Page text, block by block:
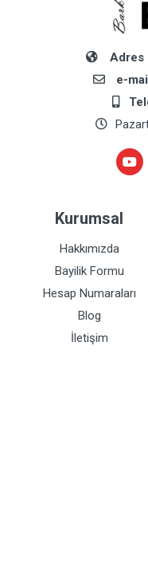
Adres
e-
Kurumsal
Hakkımızda
Bayilik Formu
Hesap Numaraları
Blog
İletişim